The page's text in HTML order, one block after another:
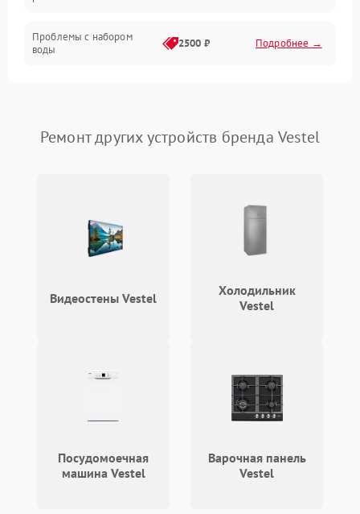
Проблемы с набором
воды
2500 ₽ Подробнее →
Замена платы управления 2200 ₽ Подробнее →
Ремонт других устройств бренда Vestel
Видеостены Vestel
Холодильник
Vestel
Посудомоечная
машина Vestel
Варочная панель
Vestel